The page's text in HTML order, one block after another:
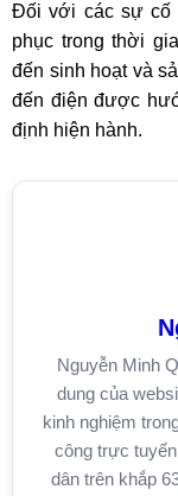
Đối với các sự cố
phục trong thời
đến sinh hoạt và
đến điện được
định hiện hành.
Nguyễn Minh
dung của
kinh nghiệm
công trực
dân trên khắp